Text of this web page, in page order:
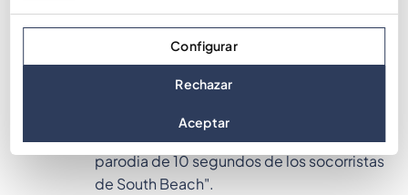
conferencias.
Tipos de desafío:
Trivia y acertijos:Cuestionarios
multimedia relacionados con la historia
local o temas del cliente.
Tareas de fotos/videos:"Filma una
parodia de 10 segundos de los socorristas
de South Beach".
Configurar
Rechazar
Aceptar